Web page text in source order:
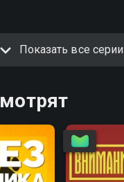
Показать все серии